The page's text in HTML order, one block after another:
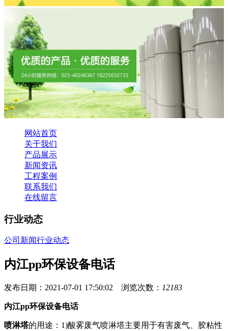
网站首页
关于我们
产品展示
新闻资讯
工程案例
联系我们
在线留言
行业动态
公司新闻行业动态
内江pp环保设备电话
发布日期：2021-07-01 17:50:02 浏览次数： 12183
内江pp环保设备电话
喷淋塔的用途：1)酸雾废气喷淋塔主要用于有害废气、胶粘性